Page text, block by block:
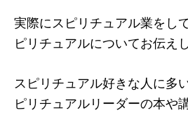
実際にスピリチュアル業をし
ピリチュアルについてお伝え
スピリチュアル好きな人に多
ピリチュアルリーダーの本や